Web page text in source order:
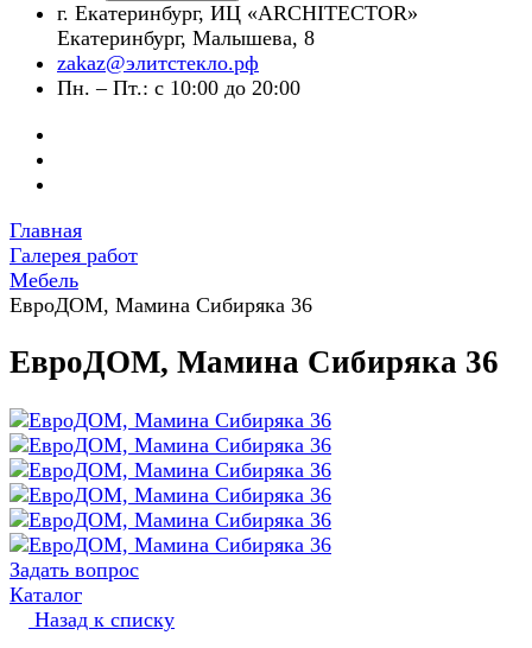
г. Екатеринбург, ИЦ «ARCHITECTOR»
Екатеринбург, Малышева, 8
zakaz@элитстекло.рф
Пн. – Пт.: с 10:00 до 20:00
Главная
Галерея работ
Мебель
ЕвроДОМ, Мамина Сибиряка 36
ЕвроДОМ, Мамина Сибиряка 36
Задать вопрос
Каталог
Назад к списку